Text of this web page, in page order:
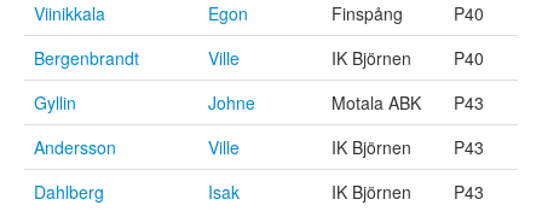
Viinikkala
Egon Finspång
P40
Bergenbrandt
Ville IK Björnen
P40
Gyllin
Johne Motala ABK
P43
Andersson
Ville IK Björnen
P43
Dahlberg
Isak IK Björnen
P43